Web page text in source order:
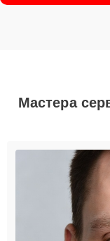
Мастера